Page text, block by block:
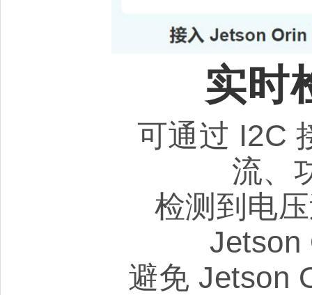
实时
可通过 I2C
流、
检测到电
Jetson
避免 Jetson